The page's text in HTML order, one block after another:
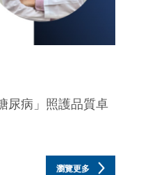
尿病」照護品質卓
瀏覽更多